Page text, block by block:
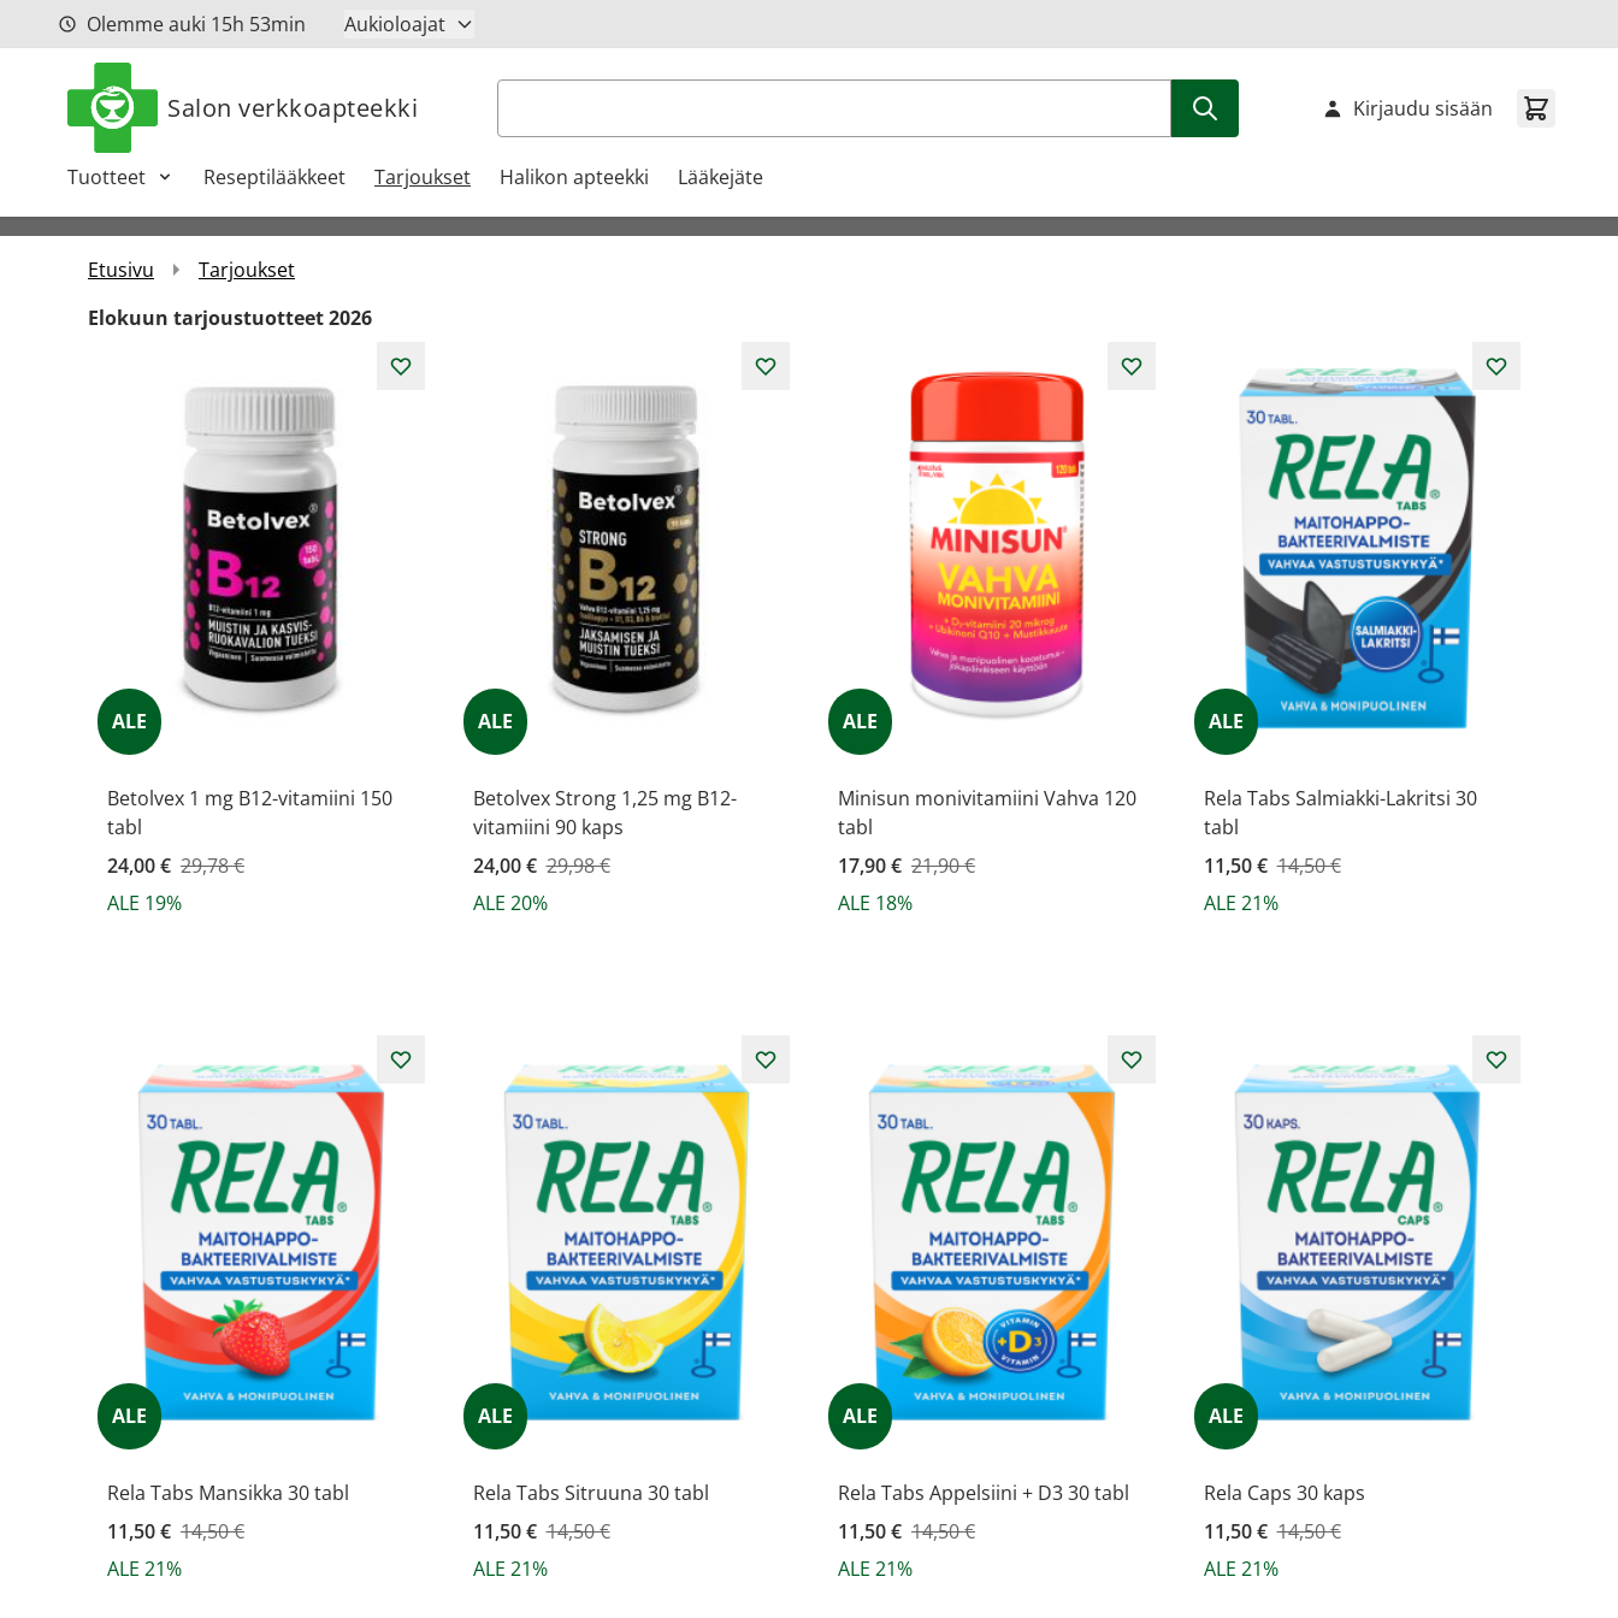
Siirry sisältöönOlemme auki 15h 53min Aukioloajat
Salon verkkoapteekki Haku
Tuotteet Reseptilääkkeet Tarjoukset Halikon apteekki Lääkejäte
Kirjaudu sisään
Etusivu
Tarjoukset
Elokuun tarjoustuotteet 2026
ALE
Betolvex 1 mg B12-vitamiini 150
tabl
Kampanjahinta
24,00 € 29,78 €
ALE 19%
ALE
Betolvex Strong 1,25 mg B12-
vitamiini 90 kaps
Kampanjahinta
24,00 € 29,98 €
ALE 20%
ALE
Minisun monivitamiini Vahva 120
tabl
Kampanjahinta
17,90 € 21,90 €
ALE 18%
ALE
Rela Tabs Salmiakki-Lakritsi 30
tabl
Kampanjahinta
11,50 € 14,50 €
ALE 21%
ALE
Rela Tabs Mansikka 30 tabl
Kampanjahinta
11,50 € 14,50 €
ALE 21%
ALE
Rela Tabs Sitruuna 30 tabl
Kampanjahinta
11,50 € 14,50 €
ALE 21%
ALE
Rela Tabs Appelsiini + D3 30 tabl
Kampanjahinta
11,50 € 14,50 €
ALE 21%
ALE
Rela Caps 30 kaps
Kampanjahinta
11,50 € 14,50 €
ALE 21%